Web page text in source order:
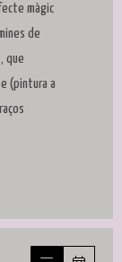
màgic
de
que
(pintura a